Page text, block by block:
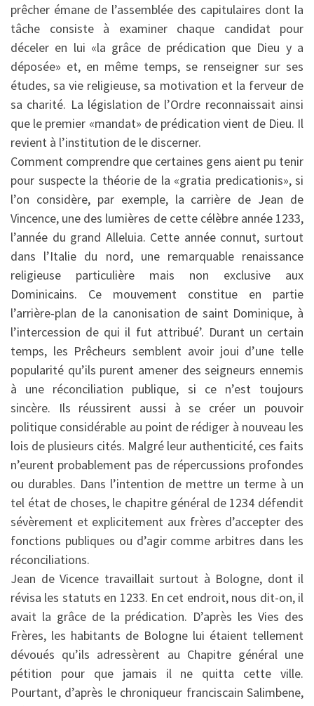
prêcher émane de l’assemblée des capitulaires dont la
tâche consiste à examiner chaque candidat pour
déceler en lui «la grâce de prédication que Dieu y a
déposée» et, en même temps, se renseigner sur ses
études, sa vie religieuse, sa motivation et la ferveur de
sa charité. La législation de l’Ordre reconnaissait ainsi
que le premier «mandat» de prédication vient de Dieu. Il
revient à l’institution de le discerner.
Comment comprendre que certaines gens aient pu tenir
pour suspecte la théorie de la «gratia predicationis», si
l’on considère, par exemple, la carrière de Jean de
Vincence, une des lumières de cette célèbre année 1233,
l’année du grand Alleluia. Cette année connut, surtout
dans l’Italie du nord, une remarquable renaissance
religieuse particulière mais non exclusive aux
Dominicains. Ce mouvement constitue en partie
l’arrière-plan de la canonisation de saint Dominique, à
l’intercession de qui il fut attribué’. Durant un certain
temps, les Prêcheurs semblent avoir joui d’une telle
popularité qu’ils purent amener des seigneurs ennemis
à une réconciliation publique, si ce n’est toujours
sincère. Ils réussirent aussi à se créer un pouvoir
politique considérable au point de rédiger à nouveau les
lois de plusieurs cités. Malgré leur authenticité, ces faits
n’eurent probablement pas de répercussions profondes
ou durables. Dans l’intention de mettre un terme à un
tel état de choses, le chapitre général de 1234 défendit
sévèrement et explicitement aux frères d’accepter des
fonctions publiques ou d’agir comme arbitres dans les
réconciliations.
Jean de Vicence travaillait surtout à Bologne, dont il
révisa les statuts en 1233. En cet endroit, nous dit-on, il
avait la grâce de la prédication. D’après les Vies des
Frères, les habitants de Bologne lui étaient tellement
dévoués qu’ils adressèrent au Chapitre général une
pétition pour que jamais il ne quitta cette ville.
Pourtant, d’après le chroniqueur franciscain Salimbene,